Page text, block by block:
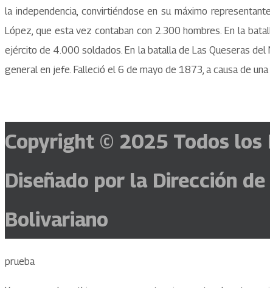
la independencia, convirtiéndose en su máximo
López, que esta vez contaban con 2.300 hombres. En la
ejército de 4.000 soldados. En la batalla de Las Queseras
general en jefe. Falleció el 6 de mayo de 1873, a causa de
Copyright © 2025 Todos los
Diseñado por la Dirección
Bolivariano
prueba